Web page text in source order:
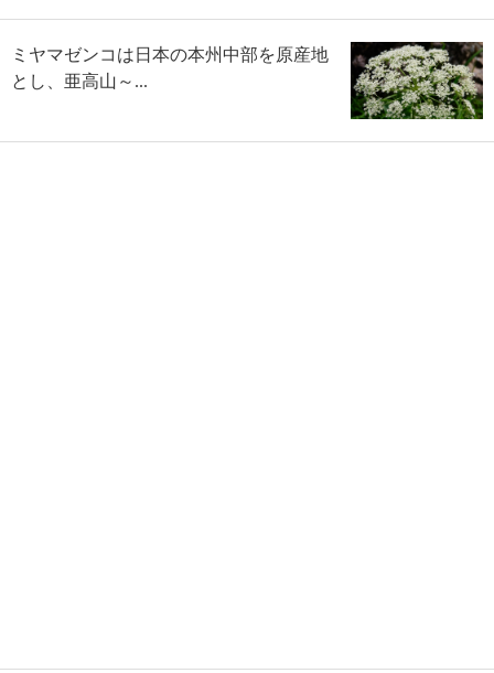
ミヤマゼンコは日本の本州中部を原産地
とし、亜高山～...